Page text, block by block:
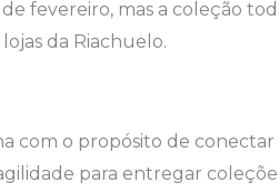
de fevereiro, mas a coleção
da Riachuelo.
com o propósito de conectar
para entregar